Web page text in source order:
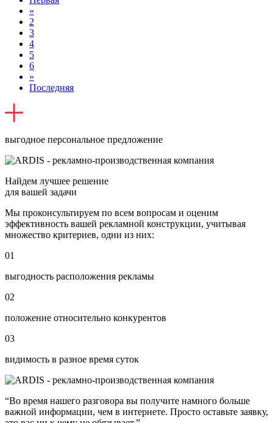
«
2
3
4
5
6
»
Последняя
выгодное персональное предложение
Найдем лучшее решение
для вашей задачи
Мы проконсультируем по всем вопросам и оценим
эффективность вашей рекламной конструкции, учитывая
множество критериев, одни из них:
01
выгодность расположения рекламы
02
положение относительно конкурентов
03
видимость в разное время суток
“Во время нашего разговора вы получите намного больше
важной информации, чем в интернете. Просто оставьте заявку,